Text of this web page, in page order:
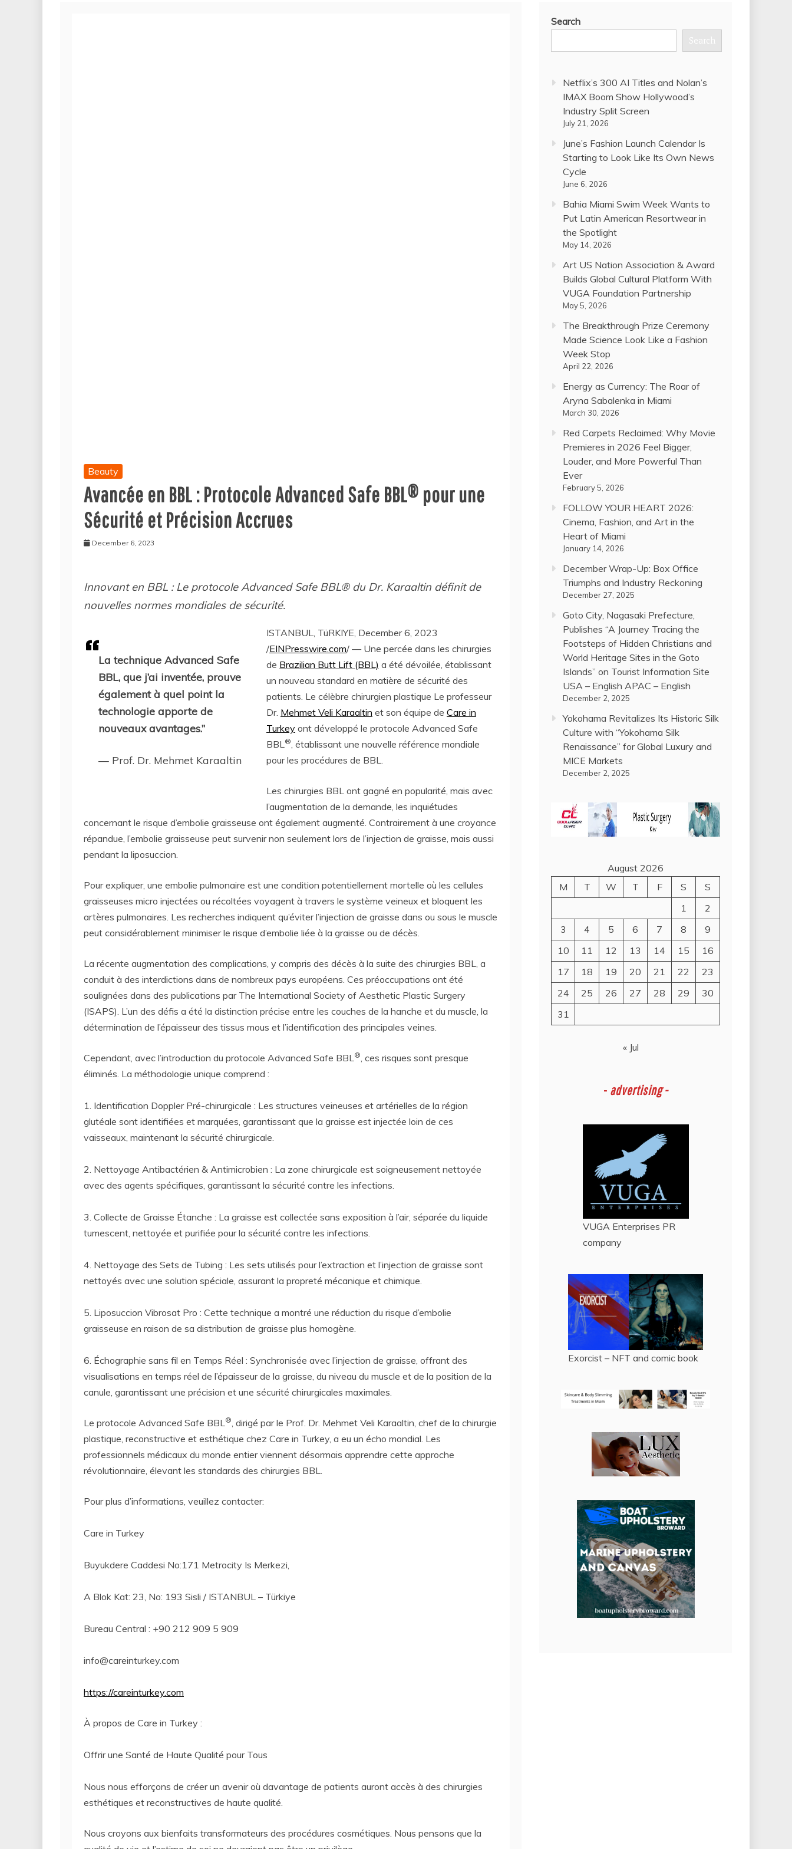
Beauty
Avancée en BBL : Protocole Advanced Safe BBL® pour une
Sécurité et Précision Accrues
December 6, 2023
Innovant en BBL : Le protocole Advanced Safe BBL® du Dr. Karaaltin définit de
nouvelles normes mondiales de sécurité.
La technique Advanced Safe
BBL, que j’ai inventée, prouve
également à quel point la
technologie apporte de
nouveaux avantages.”
— Prof. Dr. Mehmet Karaaltin
ISTANBUL, TüRKIYE, December 6, 2023
/EINPresswire.com/ — Une percée dans les chirurgies
de Brazilian Butt Lift (BBL) a été dévoilée, établissant
un nouveau standard en matière de sécurité des
patients. Le célèbre chirurgien plastique Le professeur
Dr. Mehmet Veli Karaaltin et son équipe de Care in
Turkey ont développé le protocole Advanced Safe
BBL®, établissant une nouvelle référence mondiale
pour les procédures de BBL.
Les chirurgies BBL ont gagné en popularité, mais avec
l’augmentation de la demande, les inquiétudes
concernant le risque d’embolie graisseuse ont également augmenté. Contrairement à une croyance
répandue, l’embolie graisseuse peut survenir non seulement lors de l’injection de graisse, mais aussi
pendant la liposuccion.
Pour expliquer, une embolie pulmonaire est une condition potentiellement mortelle où les cellules
graisseuses micro injectées ou récoltées voyagent à travers le système veineux et bloquent les
artères pulmonaires. Les recherches indiquent qu’éviter l’injection de graisse dans ou sous le muscle
peut considérablement minimiser le risque d’embolie liée à la graisse ou de décès.
La récente augmentation des complications, y compris des décès à la suite des chirurgies BBL, a
conduit à des interdictions dans de nombreux pays européens. Ces préoccupations ont été
soulignées dans des publications par The International Society of Aesthetic Plastic Surgery
(ISAPS). L’un des défis a été la distinction précise entre les couches de la hanche et du muscle, la
détermination de l’épaisseur des tissus mous et l’identification des principales veines.
Cependant, avec l’introduction du protocole Advanced Safe BBL®, ces risques sont presque
éliminés. La méthodologie unique comprend :
1. Identification Doppler Pré-chirurgicale : Les structures veineuses et artérielles de la région
glutéale sont identifiées et marquées, garantissant que la graisse est injectée loin de ces
vaisseaux, maintenant la sécurité chirurgicale.
2. Nettoyage Antibactérien & Antimicrobien : La zone chirurgicale est soigneusement nettoyée
avec des agents spécifiques, garantissant la sécurité contre les infections.
3. Collecte de Graisse Étanche : La graisse est collectée sans exposition à l’air, séparée du liquide
tumescent, nettoyée et purifiée pour la sécurité contre les infections.
4. Nettoyage des Sets de Tubing : Les sets utilisés pour l’extraction et l’injection de graisse sont
nettoyés avec une solution spéciale, assurant la propreté mécanique et chimique.
5. Liposuccion Vibrosat Pro : Cette technique a montré une réduction du risque d’embolie
graisseuse en raison de sa distribution de graisse plus homogène.
6. Échographie sans fil en Temps Réel : Synchronisée avec l’injection de graisse, offrant des
visualisations en temps réel de l’épaisseur de la graisse, du niveau du muscle et de la position de la
canule, garantissant une précision et une sécurité chirurgicales maximales.
Le protocole Advanced Safe BBL®, dirigé par le Prof. Dr. Mehmet Veli Karaaltin, chef de la chirurgie
plastique, reconstructive et esthétique chez Care in Turkey, a eu un écho mondial. Les
professionnels médicaux du monde entier viennent désormais apprendre cette approche
révolutionnaire, élevant les standards des chirurgies BBL.
Pour plus d’informations, veuillez contacter:
Care in Turkey
Buyukdere Caddesi No:171 Metrocity Is Merkezi,
A Blok Kat: 23, No: 193 Sisli / ISTANBUL – Türkiye
Bureau Central : +90 212 909 5 909
info@careinturkey.com
https://careinturkey.com
À propos de Care in Turkey :
Offrir une Santé de Haute Qualité pour Tous
Nous nous efforçons de créer un avenir où davantage de patients auront accès à des chirurgies
esthétiques et reconstructives de haute qualité.
Nous croyons aux bienfaits transformateurs des procédures cosmétiques. Nous pensons que la
Search
Search
Netflix’s 300 AI Titles and Nolan’s
IMAX Boom Show Hollywood’s
Industry Split Screen
July 21, 2026
June’s Fashion Launch Calendar Is
Starting to Look Like Its Own News
Cycle
June 6, 2026
Bahia Miami Swim Week Wants to
Put Latin American Resortwear in
the Spotlight
May 14, 2026
Art US Nation Association & Award
Builds Global Cultural Platform With
VUGA Foundation Partnership
May 5, 2026
The Breakthrough Prize Ceremony
Made Science Look Like a Fashion
Week Stop
April 22, 2026
Energy as Currency: The Roar of
Aryna Sabalenka in Miami
March 30, 2026
Red Carpets Reclaimed: Why Movie
Premieres in 2026 Feel Bigger,
Louder, and More Powerful Than
Ever
February 5, 2026
FOLLOW YOUR HEART 2026:
Cinema, Fashion, and Art in the
Heart of Miami
January 14, 2026
December Wrap-Up: Box Office
Triumphs and Industry Reckoning
December 27, 2025
Goto City, Nagasaki Prefecture,
Publishes “A Journey Tracing the
Footsteps of Hidden Christians and
World Heritage Sites in the Goto
Islands” on Tourist Information Site
USA – English APAC – English
December 2, 2025
Yokohama Revitalizes Its Historic Silk
Culture with “Yokohama Silk
Renaissance” for Global Luxury and
MICE Markets
December 2, 2025
August 2026
M
T W T F S
S
1
2
3
4 5 6 7 8
9
10
11 12 13 14 15
16
17
18 19 20 21 22
23
24
25 26 27 28 29
30
31
« Jul
- advertising -
VUGA Enterprises PR
company
Exorcist – NFT and comic book